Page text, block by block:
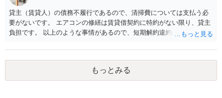
貸主（賃貸人）の債務不履行であるので、清掃費については支払う必
要がないです。 エアコンの修繕は賃貸借契約に特約がない限り、貸主
負担です。 以上のような事情があるので、短期解約違約金を支払う必
もっとみる